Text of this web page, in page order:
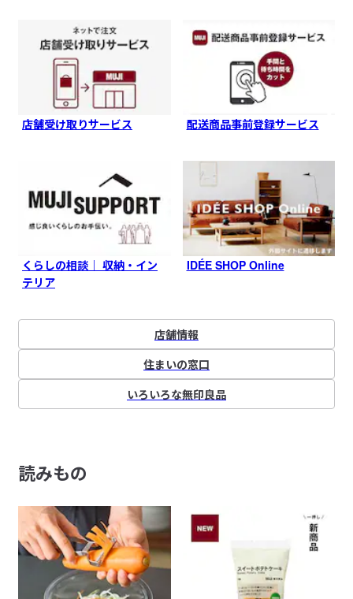
店舗受け取りサービス 配送商品事前登録サービス
くらしの相談｜ 収納・イン
テリア
IDÉE SHOP Online
店舗情報
住まいの窓口
いろいろな無印良品
読みもの